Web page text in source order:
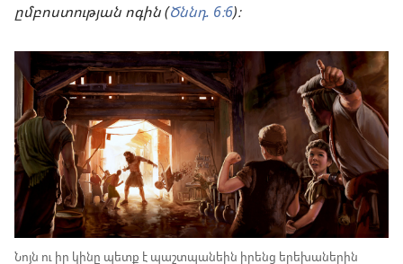
ըմբոստության ոգին (Ծննդ. 6։6)։
Նոյն ու իր կինը պետք է պաշտպանեին իրենց երեխաներին